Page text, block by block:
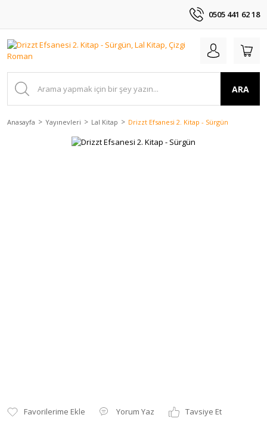
0505 441 62 18
ARA
Anasayfa Yayınevleri Lal Kitap Drizzt Efsanesi 2. Kitap - Sürgün
Yorum Yaz
Tavsiye Et